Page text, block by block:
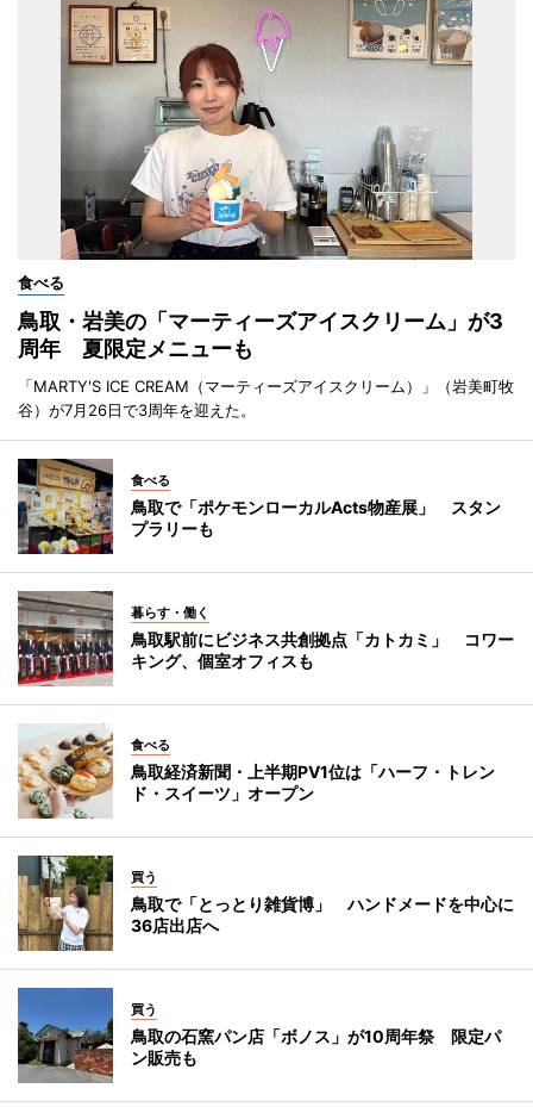
食べる
鳥取・岩美の「マーティーズアイスクリーム」が3
周年 夏限定メニューも
「MARTY'S ICE CREAM（マーティーズアイスクリーム）」（岩美町牧
谷）が7月26日で3周年を迎えた。
食べる
鳥取で「ポケモンローカルActs物産展」 スタン
プラリーも
暮らす・働く
鳥取駅前にビジネス共創拠点「カトカミ」 コワー
キング、個室オフィスも
食べる
鳥取経済新聞・上半期PV1位は「ハーフ・トレン
ド・スイーツ」オープン
買う
鳥取で「とっとり雑貨博」 ハンドメードを中心に
36店出店へ
買う
鳥取の石窯パン店「ボノス」が10周年祭 限定パ
ン販売も